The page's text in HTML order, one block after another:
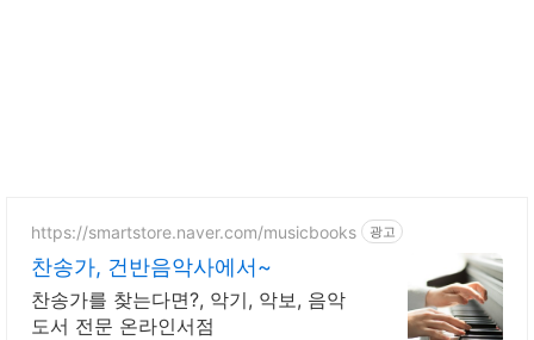
https://smartstore.naver.com/musicbooks 광고
찬송가, 건반음악사에서~
찬송가를 찾는다면?, 악기, 악보, 음악
도서 전문 온라인서점